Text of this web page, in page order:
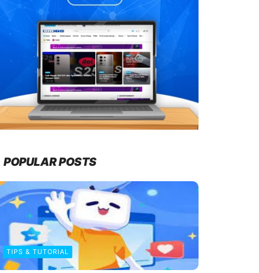
POPULAR POSTS
TIPS & TUTORIAL